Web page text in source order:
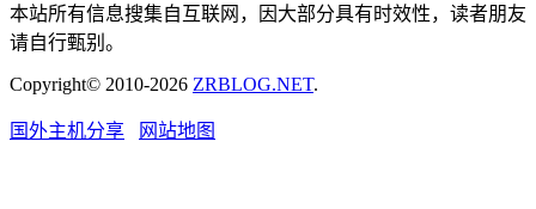
本站所有信息搜集自互联网，因大部分具有时效性，读者朋友
请自行甄别。
Copyright© 2010-2026 ZRBLOG.NET.
国外主机分享 网站地图